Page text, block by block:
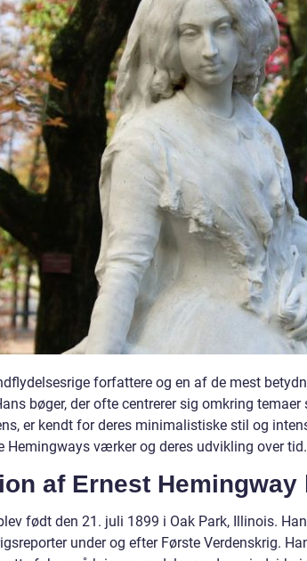
forfattere og en af de mest
bøger, der ofte centrerer sig omkring
er kendt for deres minimalistiske stil og
Hemingways værker og deres udvikling over tid.
af Ernest Hemingway
født den 21. juli 1899 i Oak Park, Illinois.
under og efter Første Verdenskrig.